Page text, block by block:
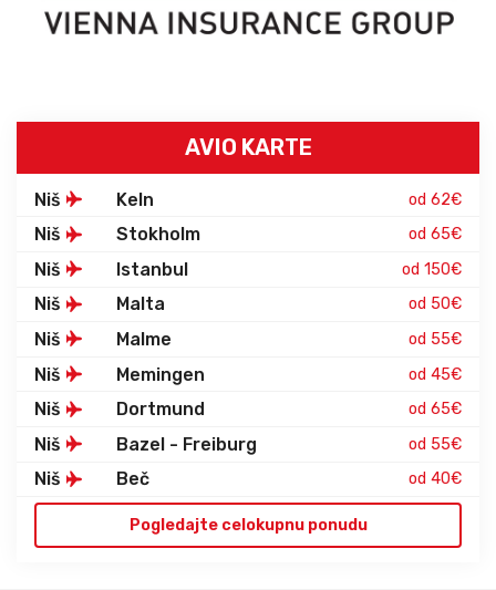
AVIO KARTE
Niš Keln od 62€
Niš Stokholm od 65€
Niš Istanbul od 150€
Niš Malta od 50€
Niš Malme od 55€
Niš Memingen od 45€
Niš Dortmund od 65€
Niš Bazel - Freiburg od 55€
Niš Beč od 40€
Pogledajte celokupnu ponudu